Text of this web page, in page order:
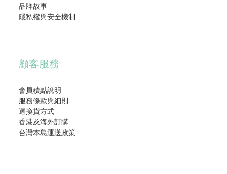
品牌故事
隱私權與安全機制
顧客服務
會員積點說明
服務條款與細則
退換貨方式
香港及海外訂購
台灣本島運送政策